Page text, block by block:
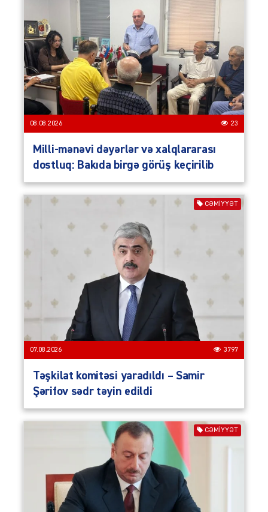
08.08.2026 23
Milli-mənəvi dəyərlər və xalqlararası
dostluq: Bakıda birgə görüş keçirilib
CƏMIYYƏT
07.08.2026 3797
Təşkilat komitəsi yaradıldı – Samir
Şərifov sədr təyin edildi
CƏMIYYƏT